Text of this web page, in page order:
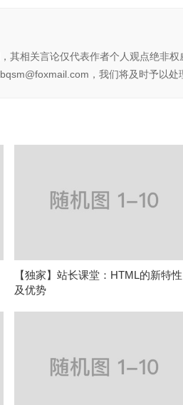
其相关言论仅代表作者个人观点绝非
，我们将及时予以处
【独家】站长课堂：HTML的新特性
及优势